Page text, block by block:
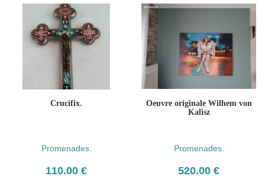
Crucifix.
Promenades.
110.00 €
Oeuvre originale Wilhem von
Kalisz
Promenades.
520.00 €